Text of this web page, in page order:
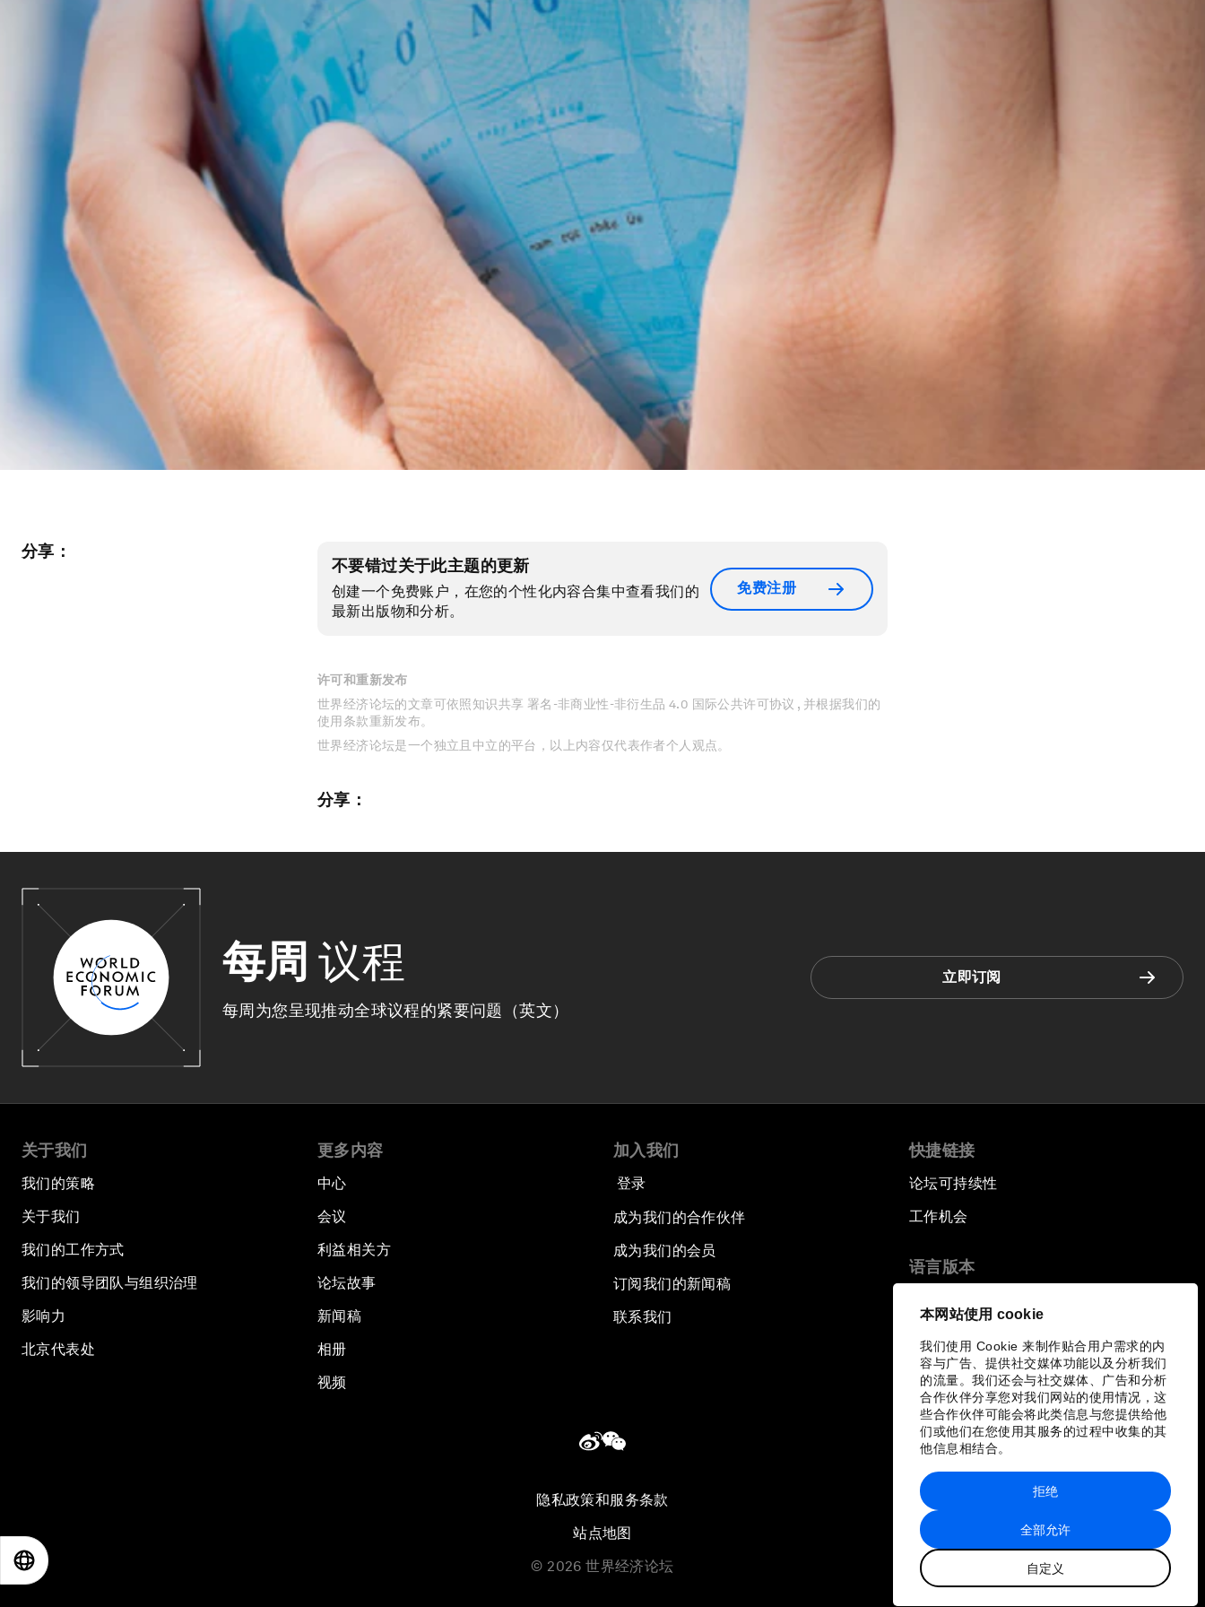
本网站使用 cookie
我们使用 Cookie 来制作贴合用户需求的内
容与广告、提供社交媒体功能以及分析我们
的流量。我们还会与社交媒体、广告和分析
合作伙伴分享您对我们网站的使用情况，这
些合作伙伴可能会将此类信息与您提供给他
们或他们在您使用其服务的过程中收集的其
他信息相结合。
全部允许
自定义
拒绝
分享：
不要错过关于此主题的更新
创建一个免费账户，在您的个性化内容合集中查看我们的
最新出版物和分析。
免费注册
许可和重新发布
世界经济论坛的文章可依照知识共享 署名-非商业性-非衍生品 4.0 国际公共许可协议 , 并根据我们的
使用条款重新发布。
世界经济论坛是一个独立且中立的平台，以上内容仅代表作者个人观点。
分享：
每周 议程
每周为您呈现推动全球议程的紧要问题（英文）
立即订阅
关于我们
我们的策略
关于我们
我们的工作方式
我们的领导团队与组织治理
影响力
北京代表处
更多内容
中心
会议
利益相关方
论坛故事
新闻稿
相册
视频
加入我们
登录
成为我们的合作伙伴
成为我们的会员
订阅我们的新闻稿
联系我们
快捷链接
论坛可持续性
工作机会
语言版本
隐私政策和服务条款
站点地图
© 2026 世界经济论坛